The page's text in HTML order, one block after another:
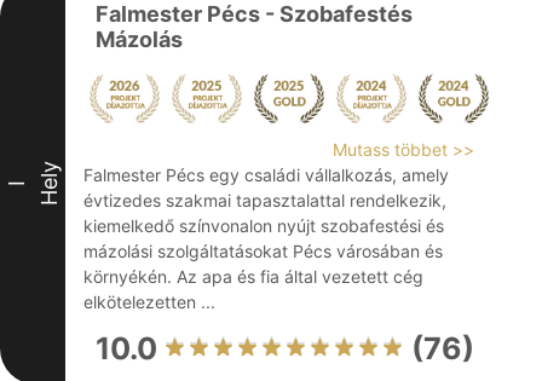
I Hely
Falmester Pécs - Szobafestés
Mázolás
Mutass többet >>
Falmester Pécs egy családi vállalkozás, amely
évtizedes szakmai tapasztalattal rendelkezik,
kiemelkedő színvonalon nyújt szobafestési és
mázolási szolgáltatásokat Pécs városában és
környékén. Az apa és fia által vezetett cég
elkötelezetten ...
10.0 (76)